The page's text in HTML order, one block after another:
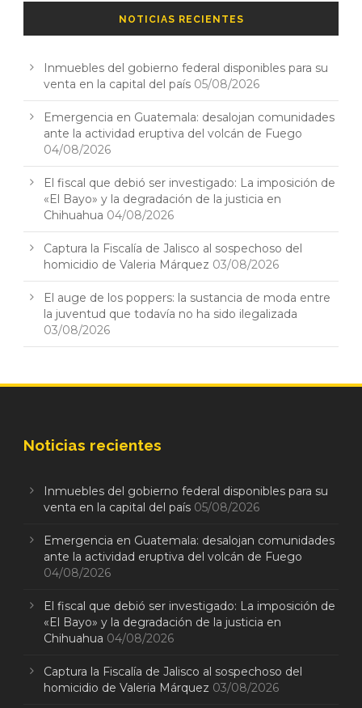
NOTICIAS RECIENTES
Inmuebles del gobierno federal disponibles para su
venta en la capital del país 05/08/2026
Emergencia en Guatemala: desalojan comunidades
ante la actividad eruptiva del volcán de Fuego
04/08/2026
El fiscal que debió ser investigado: La imposición de
«El Bayo» y la degradación de la justicia en
Chihuahua 04/08/2026
Captura la Fiscalía de Jalisco al sospechoso del
homicidio de Valeria Márquez 03/08/2026
El auge de los poppers: la sustancia de moda entre
la juventud que todavía no ha sido ilegalizada
03/08/2026
Noticias recientes
Inmuebles del gobierno federal disponibles para su
venta en la capital del país 05/08/2026
Emergencia en Guatemala: desalojan comunidades
ante la actividad eruptiva del volcán de Fuego
04/08/2026
El fiscal que debió ser investigado: La imposición de
«El Bayo» y la degradación de la justicia en
Chihuahua 04/08/2026
Captura la Fiscalía de Jalisco al sospechoso del
homicidio de Valeria Márquez 03/08/2026